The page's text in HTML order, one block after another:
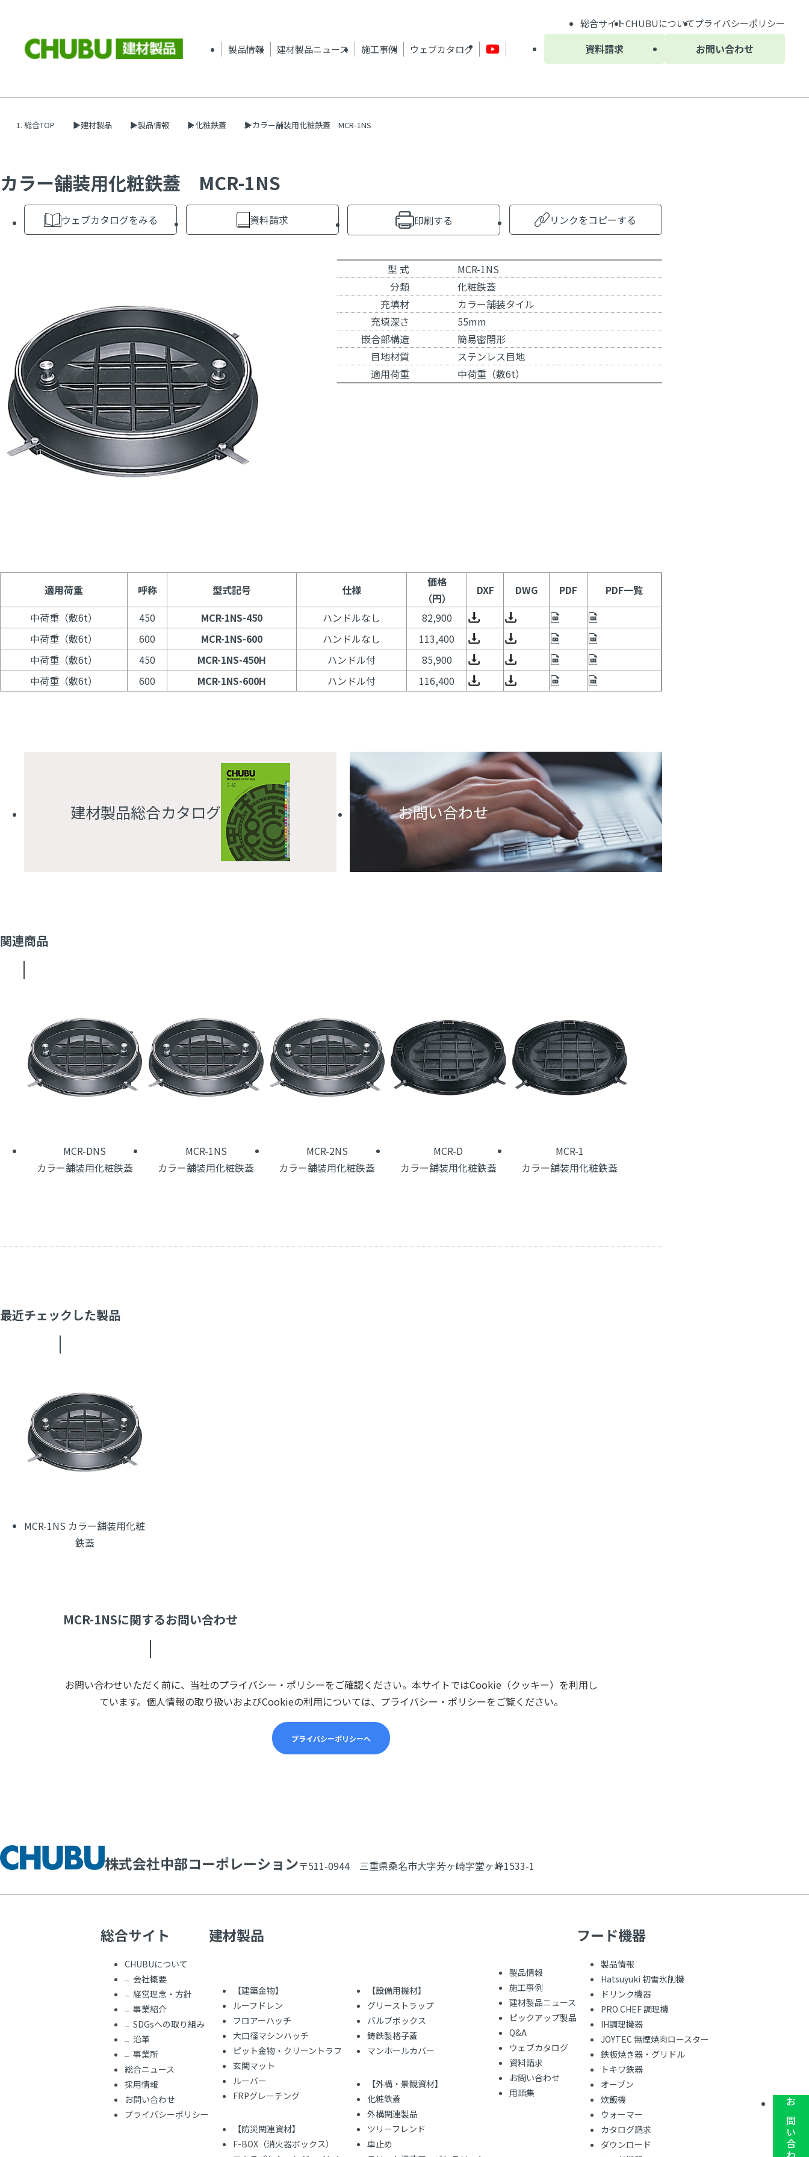
製品情報 建材製品ニュース 施工事例 ウェブカタログ 資料請求 お問い合わせ
総合サイトCHUBUについてプライバシーポリシー
総合TOP 建材製品 製品情報 化粧鉄蓋 カラー舗装用化粧鉄蓋 MCR-1NS
カラー舗装用化粧鉄蓋 MCR-1NS
ウェブカタログをみる 資料請求 印刷する リンクをコピーする
型 式
MCR-1NS
分類
化粧鉄蓋
充填材
カラー舗装タイル
充填深さ
55mm
嵌合部構造
簡易密閉形
目地材質
ステンレス目地
適用荷重
中荷重（敷6t）
適用荷重 呼称 型式記号 仕様
価格
（円）
DXF DWG PDF
PDF一覧
中荷重（敷6t）
450 MCR-1NS-450 ハンドルなし
82,900
中荷重（敷6t）
600 MCR-1NS-600 ハンドルなし
113,400
中荷重（敷6t）
450 MCR-1NS-450H ハンドル付
85,900
中荷重（敷6t）
600 MCR-1NS-600H ハンドル付 116,400
建材製品総合カタログ お問い合わせ
関連商品
MCR-DNS
カラー舗装用化粧鉄蓋
MCR-1NS
カラー舗装用化粧鉄蓋
MCR-2NS
カラー舗装用化粧鉄蓋
MCR-D
カラー舗装用化粧鉄蓋
MCR-1
カラー舗装用化粧鉄蓋
最近チェックした製品
MCR-1NS カラー舗装用化粧
鉄蓋
MCR-1NSに関するお問い合わせ
お問い合わせいただく前に、当社のプライバシー・ポリシーをご確認ください。本サイトではCookie（クッキー）を利用し
ています。個人情報の取り扱いおよびCookieの利用については、プライバシー・ポリシーをご覧ください。
プライバシーポリシーへ
株式会社中部コーポレーション〒511-0944 三重県桑名市大字芳ヶ崎字堂ヶ峰1533-1
総合サイト
CHUBUについて
会社概要
経営理念・方針
事業紹介
SDGsへの取り組み
沿革
事業所
総合ニュース
採用情報
お問い合わせ
プライバシーポリシー
建材製品
【建築金物】
ルーフドレン
フロアーハッチ
大口径マシンハッチ
ピット金物・クリーントラフ
玄関マット
ルーバー
FRPグレーチング
【防災関連資材】
F-BOX（消火器ボックス）
【設備用機材】
グリーストラップ
バルブボックス
鋳鉄製格子蓋
マンホールカバー
【外構・景観資材】
化粧鉄蓋
外構関連製品
ツリーフレンド
車止め
製品情報
施工事例
建材製品ニュース
ピックアップ製品
Q&A
ウェブカタログ
資料請求
お問い合わせ
用語集
フード機器
製品情報
Hatsuyuki 初雪氷削機
ドリンク機器
PRO CHEF 調理機
IH調理機器
JOYTEC 無煙焼肉ロースター
鉄板焼き器・グリドル
トキワ鉄器
オーブン
炊飯機
ウォーマー
カタログ請求
ダウンロード
お問い合わせ